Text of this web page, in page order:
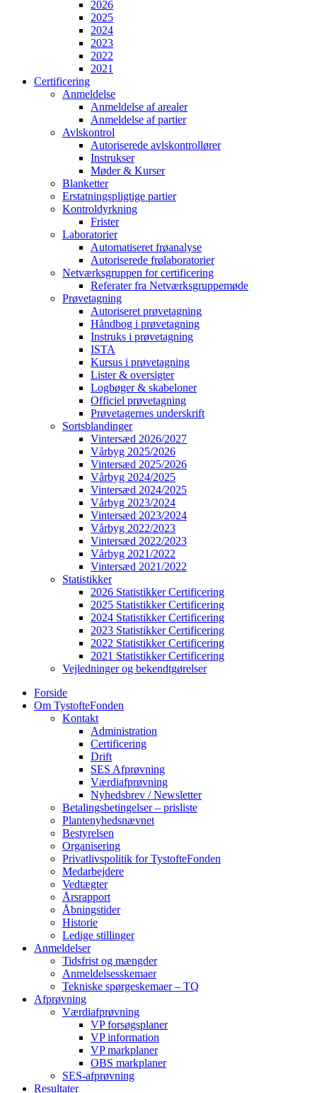
2026
2025
2024
2023
2022
2021
Certificering
Anmeldelse
Anmeldelse af arealer
Anmeldelse af partier
Avlskontrol
Autoriserede avlskontrollører
Instrukser
Møder & Kurser
Blanketter
Erstatningspligtige partier
Kontroldyrkning
Frister
Laboratorier
Automatiseret frøanalyse
Autoriserede frølaboratorier
Netværksgruppen for certificering
Referater fra Netværksgruppemøde
Prøvetagning
Autoriseret prøvetagning
Håndbog i prøvetagning
Instruks i prøvetagning
ISTA
Kursus i prøvetagning
Lister & oversigter
Logbøger & skabeloner
Officiel prøvetagning
Prøvetagernes underskrift
Sortsblandinger
Vintersæd 2026/2027
Vårbyg 2025/2026
Vintersæd 2025/2026
Vårbyg 2024/2025
Vintersæd 2024/2025
Vårbyg 2023/2024
Vintersæd 2023/2024
Vårbyg 2022/2023
Vintersæd 2022/2023
Vårbyg 2021/2022
Vintersæd 2021/2022
Statistikker
2026 Statistikker Certificering
2025 Statistikker Certificering
2024 Statistikker Certificering
2023 Statistikker Certificering
2022 Statistikker Certificering
2021 Statistikker Certificering
Vejledninger og bekendtgørelser
Forside
Om TystofteFonden
Kontakt
Administration
Certificering
Drift
SES Afprøvning
Værdiafprøvning
Nyhedsbrev / Newsletter
Betalingsbetingelser – prisliste
Plantenyhedsnævnet
Bestyrelsen
Organisering
Privatlivspolitik for TystofteFonden
Medarbejdere
Vedtægter
Årsrapport
Åbningstider
Historie
Ledige stillinger
Anmeldelser
Tidsfrist og mængder
Anmeldelsesskemaer
Tekniske spørgeskemaer – TQ
Afprøvning
Værdiafprøvning
VP forsøgsplaner
VP information
VP markplaner
OBS markplaner
SES-afprøvning
Resultater